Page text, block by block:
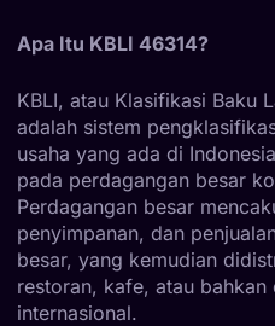
Apa Itu KBLI 46314?
KBLI, atau Klasifikasi Baku
adalah sistem
usaha yang ada di
pada perdagangan besar
Perdagangan besar
penyimpanan, dan
besar, yang kemudian
restoran, kafe, atau
internasional.